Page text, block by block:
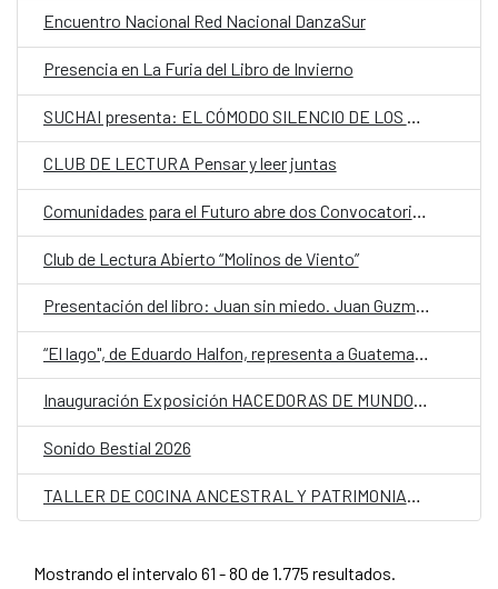
Encuentro Nacional Red Nacional DanzaSur
Presencia en La Furia del Libro de Invierno
CLUB DE LECTURA Pensar y leer juntas
Comunidades para el Futuro abre dos Convocatorias para personas jóvenes relacionadas con las Artes Escénicas Iberoamericanas
Club de Lectura Abierto “Molinos de Viento”
Presentación del libro: Juan sin miedo. Juan Guzmán Tapia, el juez que procesó a Pinochet, de Julia Guzmán Watine
“El lago", de Eduardo Halfon, representa a Guatemala en la quinta edición de Cuentos en Red
Inauguración Exposición HACEDORAS DE MUNDOS. Prácticas artísticas y activistas en la Cuenca del Aconcagua
Sonido Bestial 2026
Mostrando el intervalo 61 - 80 de 1.775 resultados.